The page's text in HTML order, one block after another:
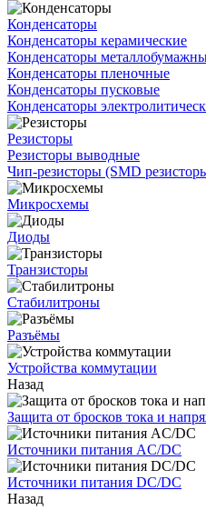
Конденсаторы
Конденсаторы керамические
Конденсаторы
Конденсаторы пленочные
Конденсаторы пусковые
Конденсаторы
Резисторы
Резисторы выводные
Чип-резисторы (SMD
Микросхемы
Диоды
Транзисторы
Стабилитроны
Разъёмы
Устройства коммутации
Назад
Защита от бросков тока и
Источники питания AC/DC
Источники питания DC/DC
Назад